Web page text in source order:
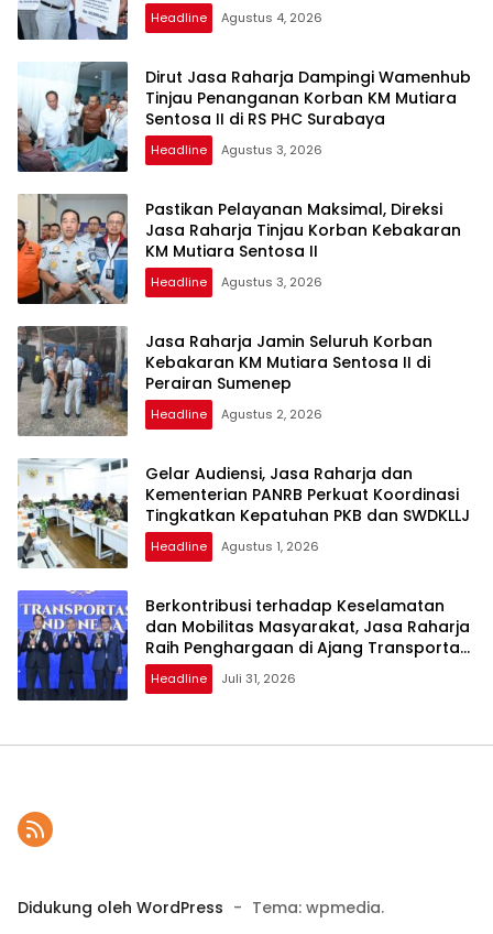
Headline Agustus 4, 2026
Dirut Jasa Raharja Dampingi Wamenhub
Tinjau Penanganan Korban KM Mutiara
Sentosa II di RS PHC Surabaya
Headline Agustus 3, 2026
Pastikan Pelayanan Maksimal, Direksi
Jasa Raharja Tinjau Korban Kebakaran
KM Mutiara Sentosa II
Headline Agustus 3, 2026
Jasa Raharja Jamin Seluruh Korban
Kebakaran KM Mutiara Sentosa II di
Perairan Sumenep
Headline Agustus 2, 2026
Gelar Audiensi, Jasa Raharja dan
Kementerian PANRB Perkuat Koordinasi
Tingkatkan Kepatuhan PKB dan SWDKLLJ
Headline Agustus 1, 2026
Berkontribusi terhadap Keselamatan
dan Mobilitas Masyarakat, Jasa Raharja
Raih Penghargaan di Ajang Transportasi
Indonesia Awards 2026
Headline Juli 31, 2026
Didukung oleh WordPress - Tema: wpmedia.